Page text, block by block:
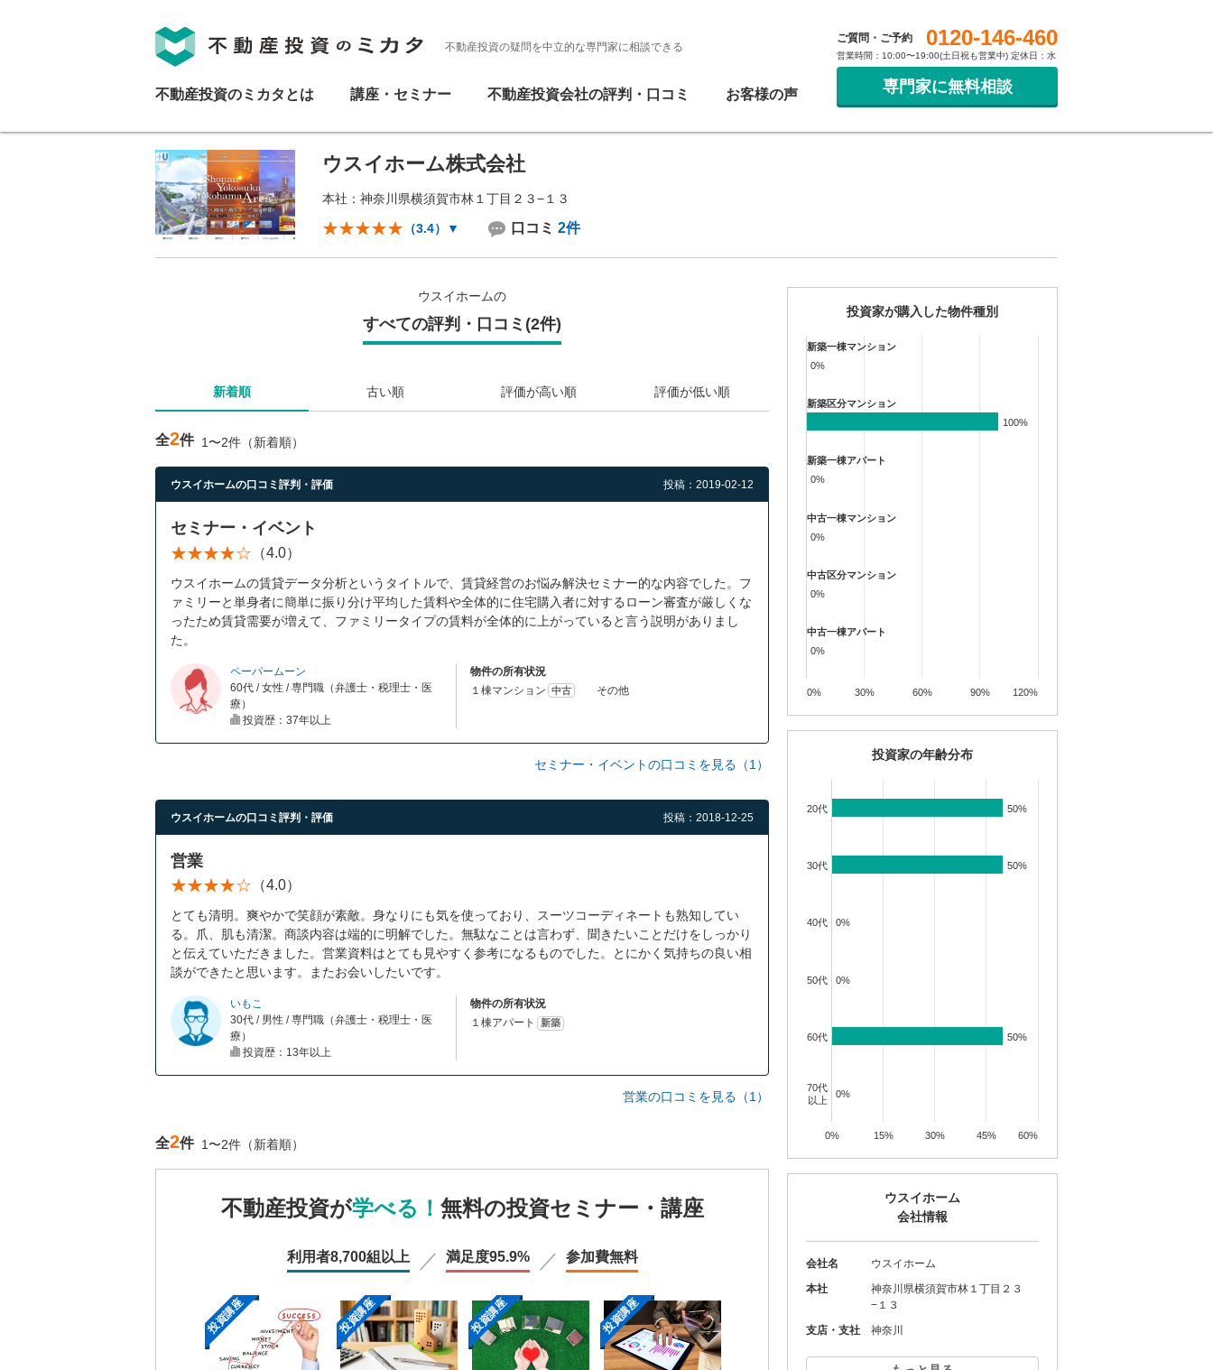
不動産投資の疑問を中立的な専門家に相談できる
不動産投資のミカタとは 講座・セミナー 不動産投資会社の評判・口コミ お客様の声 専門家に無料相談
ご質問・ご予約 0120-146-460
営業時間：10:00〜19:00(土日祝も営業中) 定休日：水
ウスイホーム株式会社
本社：神奈川県横須賀市林１丁目２３−１３
（3.4） ▼ 口コミ 2件
ウスイホームの
すべての評判・口コミ(2件)
新着順 古い順 評価が高い順 評価が低い順
全2件 1〜2件（新着順）
ウスイホームの口コミ評判・評価 投稿：2019-02-12
セミナー・イベント
（4.0）
ウスイホームの賃貸データ分析というタイトルで、賃貸経営のお悩み解決セミナー的な内容でした。フ
ァミリーと単身者に簡単に振り分け平均した賃料や全体的に住宅購入者に対するローン審査が厳しくな
ったため賃貸需要が増えて、ファミリータイプの賃料が全体的に上がっていると言う説明がありまし
た。
ペーパームーン
60代 / 女性 / 専門職（弁護士・税理士・医
療）
投資歴：37年以上
物件の所有状況
１棟マンション 中古 その他
セミナー・イベントの口コミを見る（1）
ウスイホームの口コミ評判・評価 投稿：2018-12-25
営業
（4.0）
とても清明。爽やかで笑顔が素敵。身なりにも気を使っており、スーツコーディネートも熟知してい
る。爪、肌も清潔。商談内容は端的に明解でした。無駄なことは言わず、聞きたいことだけをしっかり
と伝えていただきました。営業資料はとても見やすく参考になるものでした。とにかく気持ちの良い相
談ができたと思います。またお会いしたいです。
いもこ
30代 / 男性 / 専門職（弁護士・税理士・医
療）
投資歴：13年以上
物件の所有状況
１棟アパート
新築
営業の口コミを見る（1）
全2件 1〜2件（新着順）
不動産投資が学べる！ 無料の投資セミナー・講座
利用者8,700組以上 満足度95.9% 参加費無料
投資講座 投資講座 投資講座 投資講座 投資講座
投資家が購入した物件種別
0%
0%
100%
100%
0%
0%
0%
0%
0%
0%
0%
0%
新築一棟マンション
新築区分マンション
新築一棟アパート
中古一棟マンション
中古区分マンション
中古一棟アパート
0% 30% 60% 90% 120%
投資家の年齢分布
50%
50%
50%
50%
0%
0%
0%
0%
50%
50%
0%
0%
20代
30代
40代
50代
60代
70代
以上
0% 15% 30% 45% 60%
ウスイホーム
会社情報
会社名
ウスイホーム
本社
神奈川県横須賀市林１丁目２３
−１３
支店・支社
神奈川